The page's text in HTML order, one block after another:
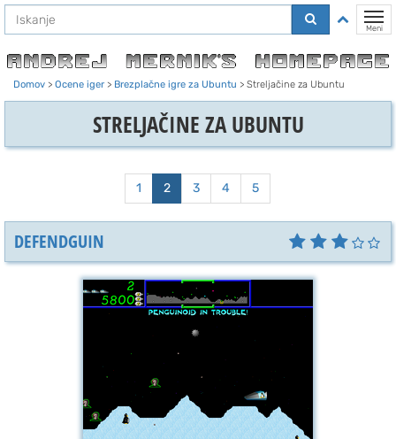
Na
vsebino
Meni
Domov > Ocene iger > Brezplačne igre za Ubuntu > Streljačine za Ubuntu
STRELJAČINE ZA UBUNTU
1 2 3 4 5
DEFENDGUIN